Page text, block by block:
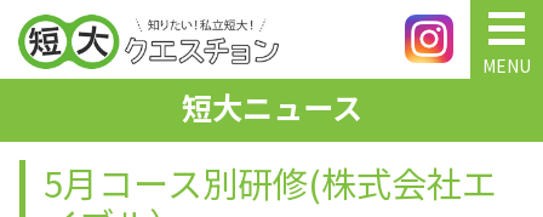
MENU
短大ニュース
5月コース別研修(株式会社エ